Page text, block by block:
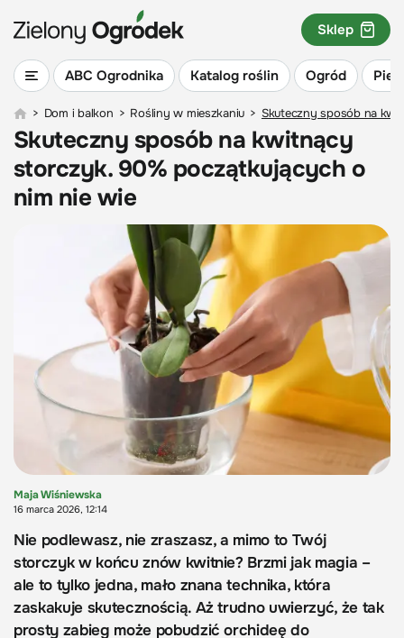
ABC Ogrodnika Katalog roślin Ogród
Sklep
> Dom i balkon > Rośliny w mieszkaniu > Skuteczny sposób na
Skuteczny sposób na kwitnący
storczyk. 90% początkujących o
nim nie wie
Maja Wiśniewska
16 marca 2026, 12:14
Nie podlewasz, nie zraszasz, a mimo to Twój
storczyk w końcu znów kwitnie? Brzmi jak magia –
ale to tylko jedna, mało znana technika, która
zaskakuje skutecznością. Aż trudno uwierzyć, że tak
prosty zabieg może pobudzić orchideę do